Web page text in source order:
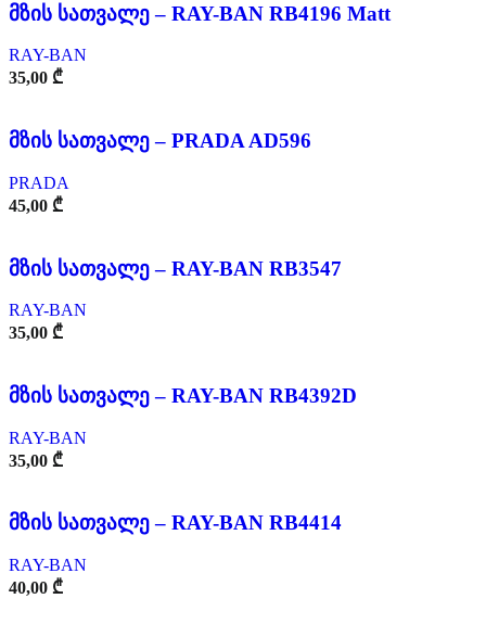
მზის სათვალე – RAY-BAN RB4196 Matt
RAY-BAN
35,00 ₾
მზის სათვალე – PRADA AD596
PRADA
45,00 ₾
მზის სათვალე – RAY-BAN RB3547
RAY-BAN
35,00 ₾
მზის სათვალე – RAY-BAN RB4392D
RAY-BAN
35,00 ₾
მზის სათვალე – RAY-BAN RB4414
RAY-BAN
40,00 ₾